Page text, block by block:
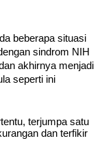
beberapa situasi
sindrom NIH
akhirnya menjadi
seperti ini
terjumpa satu
dan terfikir